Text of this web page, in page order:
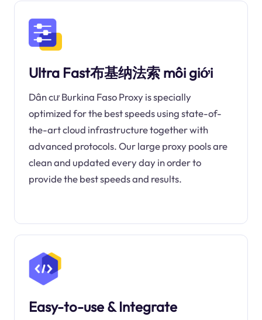
Ultra Fast布基纳法索 môi giới
Dân cư Burkina Faso Proxy is specially
optimized for the best speeds using state-of-
the-art cloud infrastructure together with
advanced protocols. Our large proxy pools are
clean and updated every day in order to
provide the best speeds and results.
Easy-to-use & Integrate